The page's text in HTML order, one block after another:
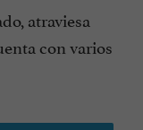
atraviesa
con varios